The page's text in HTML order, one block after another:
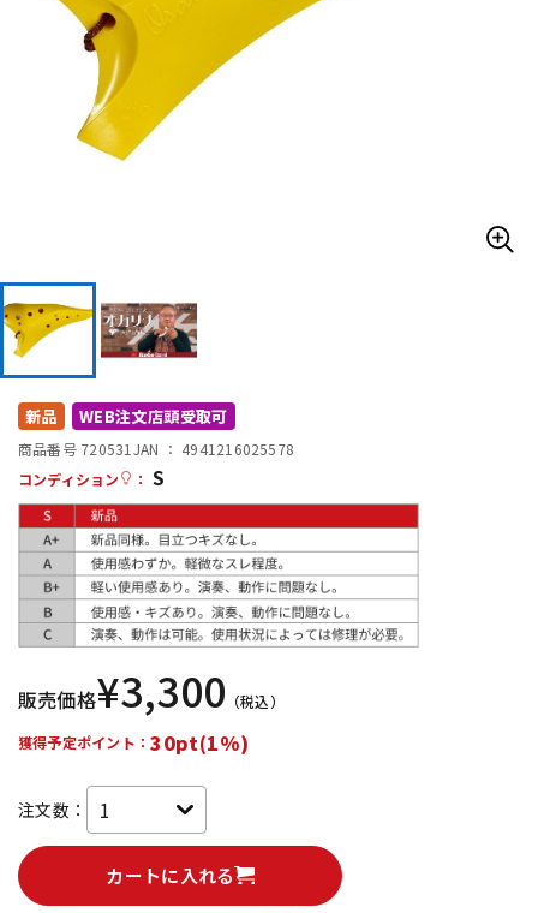
管楽器
アンプ
DTM オンライン納品
配信/ライブ機器
新品 WEB注文店頭受取可
商品番号 720531 JAN ： 4941216025578
コンディション
： S
販売価格¥3,300 （税込）
獲得予定ポイント：30pt(1%)
注文数：
カートに入れる